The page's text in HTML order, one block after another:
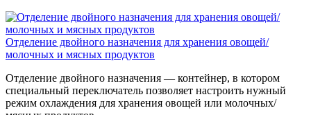
Отделение двойного назначения для хранения овощей/
молочных и мясных продуктов
Отделение двойного назначения — контейнер, в котором
специальный переключатель позволяет настроить нужный
режим охлаждения для хранения овощей или молочных/